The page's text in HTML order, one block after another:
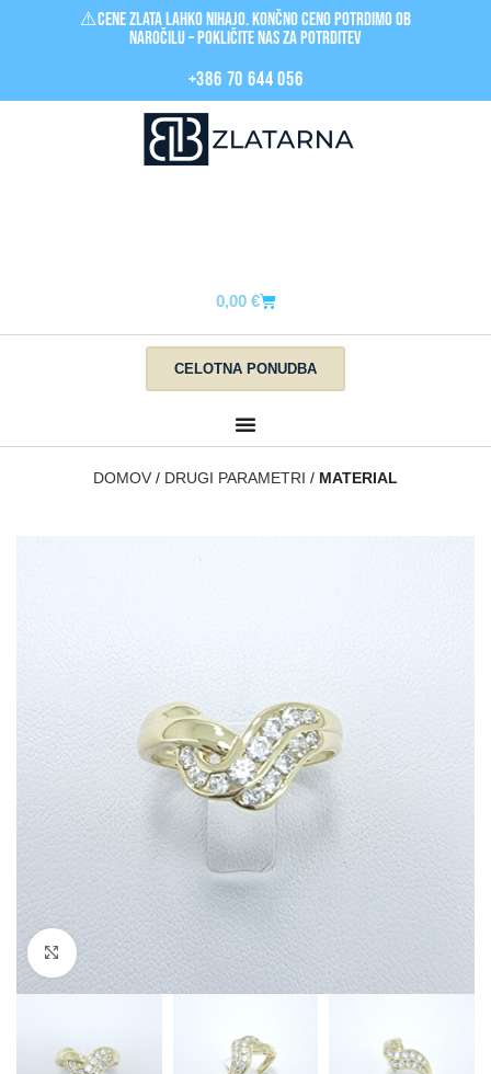
⚠️Cene zlata LAHKO nihajo. Končno ceno potrdimo ob
naročilu – pokličite nas za POTRDITEV
+386 70 644 056
0,00 €
CELOTNA PONUDBA
DOMOV DRUGI PARAMETRI MATERIAL
Kliknite za povečavo